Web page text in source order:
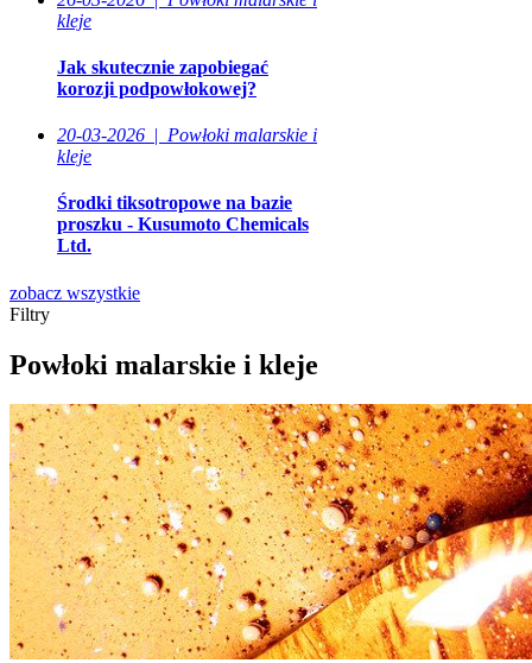
kleje
Jak skutecznie zapobiegać
korozji podpowłokowej?
20-03-2026 | Powłoki malarskie i
kleje
Środki tiksotropowe na bazie
proszku - Kusumoto Chemicals
Ltd.
zobacz wszystkie
Filtry
Powłoki malarskie i kleje